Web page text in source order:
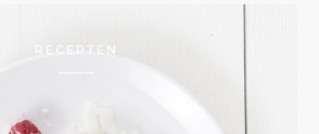
RECEPTEN